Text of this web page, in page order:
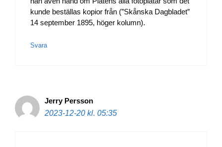
kunde beställas kopior från (”Skånska Dagbladet”
14 september 1895, höger kolumn).
Svara
Jerry Persson
2023-12-20 kl. 05:35